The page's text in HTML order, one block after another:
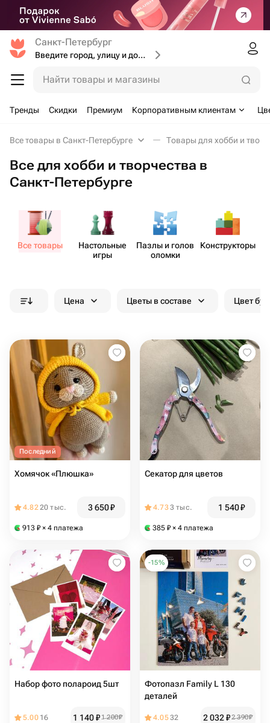
Санкт-Петербург
Введите город, улицу и дом доставки
Найти товары и магазины
Тренды Скидки Премиум Корпоративным клиентам
Все товары в Санкт-Петербурге Товары для хобби и
Все для хобби и творчества в
Санкт-Петербурге
Все товары
Наст​ольные
игры
Пазлы и голов​
оломки
Констр​укторы
Цена Цветы в составе Цвет
Последний
Хомячок «Плюшка»
4.8220 тыс. 3 650₽
913 ₽ × 4 платежа
Секатор для цветов
4.733 тыс. 1 540₽
385 ₽ × 4 платежа
Набор фото полароид 5шт
5.00 16 1 140₽1 200₽
-15%
Фотопазл Family L 130
деталей
4.0532 2 032₽2 390₽